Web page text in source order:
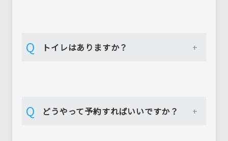
Q トイレはありますか？
Q どうやって予約すればいいですか？